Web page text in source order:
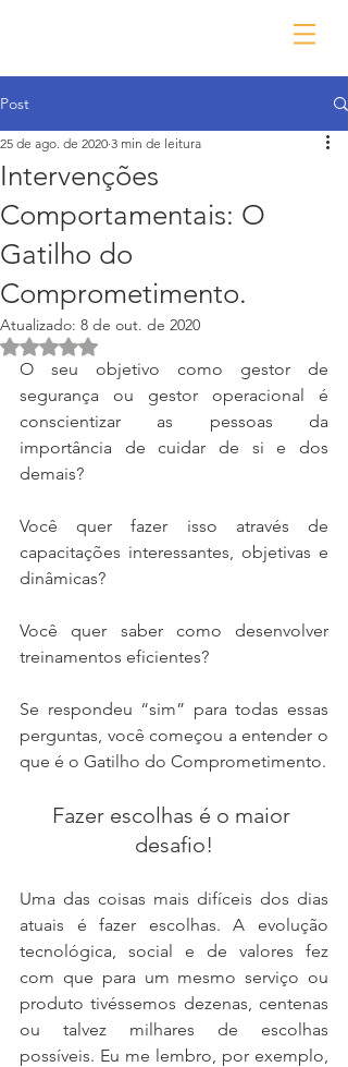
Post
Intervenções
Comportamentais: O
Gatilho do
Comprometimento.
25 de ago. de 2020 3 min de leitura
Atualizado: 8 de out. de 2020
Avaliado com NaN de 5 estrelas.
O seu objetivo como gestor de
segurança ou gestor operacional é
conscientizar as pessoas da
importância de cuidar de si e dos
demais?
Você quer fazer isso através de
capacitações interessantes, objetivas e
dinâmicas?
Você quer saber como desenvolver
treinamentos eficientes?
Se respondeu “sim” para todas essas
perguntas, você começou a entender o
que é o Gatilho do Comprometimento.
Fazer escolhas é o maior
desafio!
Uma das coisas mais difíceis dos dias
atuais é fazer escolhas. A evolução
tecnológica, social e de valores fez
com que para um mesmo serviço ou
produto tivéssemos dezenas, centenas
ou talvez milhares de escolhas
possíveis. Eu me lembro, por exemplo,